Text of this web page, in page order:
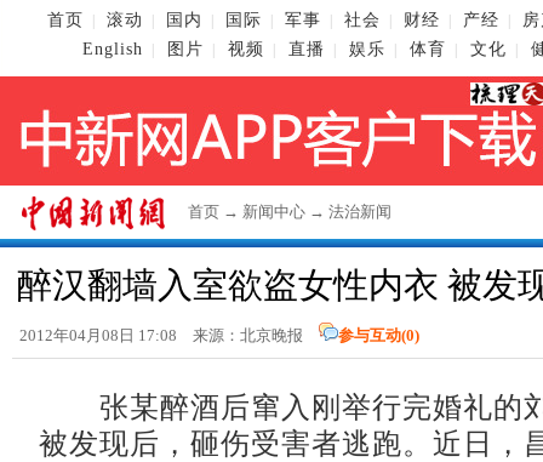
首页 滚动 国内 国际 军事 社会 财经 产经
English
图片 视频 直播 娱乐 体育 文化
首页 → 新闻中心 → 法治新闻
醉汉翻墙入室欲盗女性内衣 被发
2012年04月08日 17:08 来源：北京晚报 参与互动(0)
张某醉酒后窜入刚举行完婚礼的
被发现后，砸伤受害者逃跑。近日，